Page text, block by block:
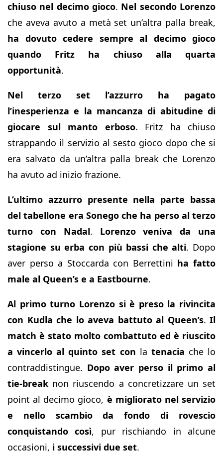
chiuso nel decimo gioco. Nel secondo Lorenzo
che aveva avuto a metà set un’altra palla break,
ha dovuto cedere sempre al decimo gioco
quando Fritz ha chiuso alla quarta
opportunità.
Nel terzo set l’azzurro ha pagato
l’inesperienza e la mancanza di abitudine di
giocare sul manto erboso. Fritz ha chiuso
strappando il servizio al sesto gioco dopo che si
era salvato da un’altra palla break che Lorenzo
ha avuto ad inizio frazione.
L’ultimo azzurro presente nella parte bassa
del tabellone era Sonego che ha perso al terzo
turno con Nadal. Lorenzo veniva da una
stagione su erba con più bassi che alti. Dopo
aver perso a Stoccarda con Berrettini ha fatto
male al Queen’s e a Eastbourne.
Al primo turno Lorenzo si è preso la rivincita
con Kudla che lo aveva battuto al Queen’s. Il
match è stato molto combattuto ed è riuscito
a vincerlo al quinto set con la tenacia che lo
contraddistingue. Dopo aver perso il primo al
tie-break non riuscendo a concretizzare un set
point al decimo gioco, è migliorato nel servizio
e nello scambio da fondo di rovescio
conquistando così, pur rischiando in alcune
occasioni, i successivi due set.